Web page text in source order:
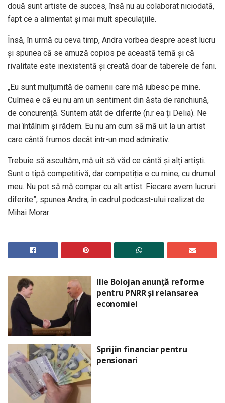
două sunt artiste de succes, însă nu au colaborat niciodată,
fapt ce a alimentat și mai mult speculațiile.
Însă, în urmă cu ceva timp, Andra vorbea despre acest lucru
și spunea că se amuză copios pe această temă și că
rivalitate este inexistentă și creată doar de taberele de fani.
„Eu sunt mulțumită de oamenii care mă iubesc pe mine.
Culmea e că eu nu am un sentiment din ăsta de ranchiună,
de concurență. Suntem atât de diferite (n.r ea ți Delia). Ne
mai întâlnim și râdem. Eu nu am cum să mă uit la un artist
care cântă frumos decât într-un mod admirativ.
Trebuie să ascultăm, mă uit să văd ce cântă și alți artiști.
Sunt o tipă competitivă, dar competiția e cu mine, cu drumul
meu. Nu pot să mă compar cu alt artist. Fiecare avem lucruri
diferite”, spunea Andra, în cadrul podcast-ului realizat de
Mihai Morar
Ilie Bolojan anunță reforme
pentru PNRR și relansarea
economiei
Sprijin financiar pentru
pensionari